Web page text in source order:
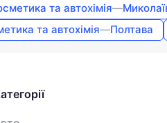
та автохімія—
та автохімія—Полтава
Увійти
Продовжуючи, ви погоджуєтесь з